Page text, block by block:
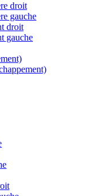
droit
gauche
droit
gauche